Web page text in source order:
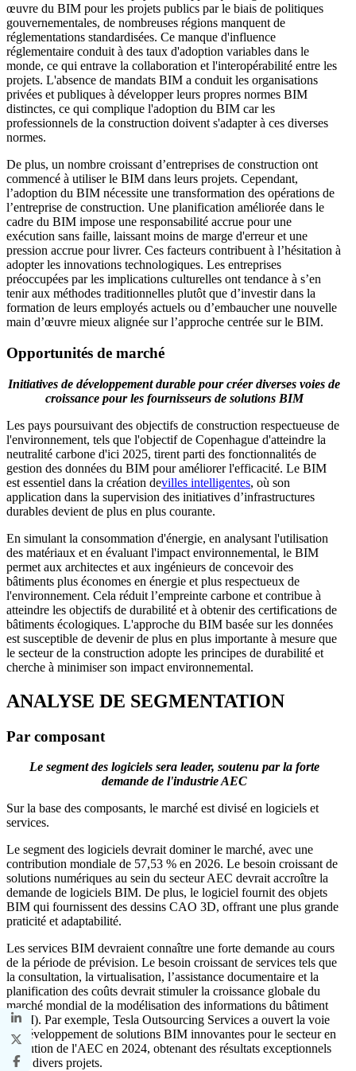
œuvre du BIM pour les projets publics par le biais de politiques
gouvernementales, de nombreuses régions manquent de
réglementations standardisées. Ce manque d'influence
réglementaire conduit à des taux d'adoption variables dans le
monde, ce qui entrave la collaboration et l'interopérabilité entre les
projets. L'absence de mandats BIM a conduit les organisations
privées et publiques à développer leurs propres normes BIM
distinctes, ce qui complique l'adoption du BIM car les
professionnels de la construction doivent s'adapter à ces diverses
normes.
De plus, un nombre croissant d’entreprises de construction ont
commencé à utiliser le BIM dans leurs projets. Cependant,
l’adoption du BIM nécessite une transformation des opérations de
l’entreprise de construction. Une planification améliorée dans le
cadre du BIM impose une responsabilité accrue pour une
exécution sans faille, laissant moins de marge d'erreur et une
pression accrue pour livrer. Ces facteurs contribuent à l’hésitation à
adopter les innovations technologiques. Les entreprises
préoccupées par les implications culturelles ont tendance à s’en
tenir aux méthodes traditionnelles plutôt que d’investir dans la
formation de leurs employés actuels ou d’embaucher une nouvelle
main d’œuvre mieux alignée sur l’approche centrée sur le BIM.
Opportunités de marché
Initiatives de développement durable pour créer diverses voies de
croissance pour les fournisseurs de solutions BIM
Les pays poursuivant des objectifs de construction respectueuse de
l'environnement, tels que l'objectif de Copenhague d'atteindre la
neutralité carbone d'ici 2025, tirent parti des fonctionnalités de
gestion des données du BIM pour améliorer l'efficacité. Le BIM
est essentiel dans la création devilles intelligentes, où son
application dans la supervision des initiatives d’infrastructures
durables devient de plus en plus courante.
En simulant la consommation d'énergie, en analysant l'utilisation
des matériaux et en évaluant l'impact environnemental, le BIM
permet aux architectes et aux ingénieurs de concevoir des
bâtiments plus économes en énergie et plus respectueux de
l'environnement. Cela réduit l’empreinte carbone et contribue à
atteindre les objectifs de durabilité et à obtenir des certifications de
bâtiments écologiques. L'approche du BIM basée sur les données
est susceptible de devenir de plus en plus importante à mesure que
le secteur de la construction adopte les principes de durabilité et
cherche à minimiser son impact environnemental.
ANALYSE DE SEGMENTATION
Par composant
Le segment des logiciels sera leader, soutenu par la forte
demande de l'industrie AEC
Sur la base des composants, le marché est divisé en logiciels et
services.
Le segment des logiciels devrait dominer le marché, avec une
contribution mondiale de 57,53 % en 2026. Le besoin croissant de
solutions numériques au sein du secteur AEC devrait accroître la
demande de logiciels BIM. De plus, le logiciel fournit des objets
BIM qui fournissent des dessins CAO 3D, offrant une plus grande
praticité et adaptabilité.
Les services BIM devraient connaître une forte demande au cours
de la période de prévision. Le besoin croissant de services tels que
la consultation, la virtualisation, l’assistance documentaire et la
planification des coûts devrait stimuler la croissance globale du
marché mondial de la modélisation des informations du bâtiment
(BIM). Par exemple, Tesla Outsourcing Services a ouvert la voie
au développement de solutions BIM innovantes pour le secteur en
évolution de l'AEC en 2024, obtenant des résultats exceptionnels
dans divers projets.